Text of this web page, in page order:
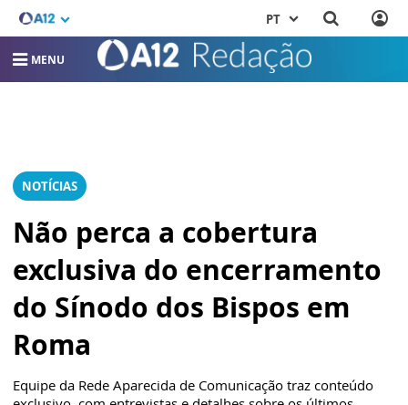
PT
MENU
NOTÍCIAS
Não perca a cobertura
exclusiva do encerramento
do Sínodo dos Bispos em
Roma
Equipe da Rede Aparecida de Comunicação traz conteúdo